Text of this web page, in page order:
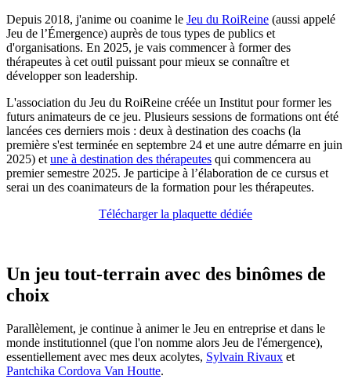
Depuis 2018, j'anime ou coanime le Jeu du RoiReine (aussi appelé
Jeu de l’Émergence) auprès de tous types de publics et
d'organisations. En 2025, je vais commencer à former des
thérapeutes à cet outil puissant pour mieux se connaître et
développer son leadership.
L'association du Jeu du RoiReine créée un Institut pour former les
futurs animateurs de ce jeu. Plusieurs sessions de formations ont été
lancées ces derniers mois : deux à destination des coachs (la
première s'est terminée en septembre 24 et une autre démarre en juin
2025) et une à destination des thérapeutes qui commencera au
premier semestre 2025. Je participe à l’élaboration de ce cursus et
serai un des coanimateurs de la formation pour les thérapeutes.
Télécharger la plaquette dédiée
Un jeu tout-terrain avec des binômes de
choix
Parallèlement, je continue à animer le Jeu en entreprise et dans le
monde institutionnel (que l'on nomme alors Jeu de l'émergence),
essentiellement avec mes deux acolytes, Sylvain Rivaux et
Pantchika Cordova Van Houtte.